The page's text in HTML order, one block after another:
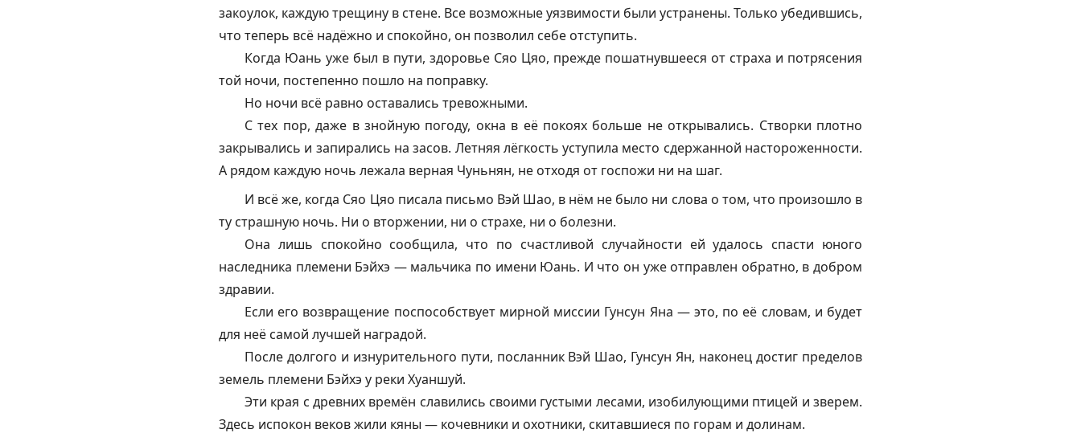
закоулок, каждую трещину в стене. Все возможные уязвимости были устранены. Только убедившись,
что теперь всё надёжно и спокойно, он позволил себе отступить.
Когда Юань уже был в пути, здоровье Сяо Цяо, прежде пошатнувшееся от страха и потрясения
той ночи, постепенно пошло на поправку.
Но ночи всё равно оставались тревожными.
С тех пор, даже в знойную погоду, окна в её покоях больше не открывались. Створки плотно
закрывались и запирались на засов. Летняя лёгкость уступила место сдержанной настороженности.
А рядом каждую ночь лежала верная Чуньнян, не отходя от госпожи ни на шаг.
И всё же, когда Сяо Цяо писала письмо Вэй Шао, в нём не было ни слова о том, что произошло в
ту страшную ночь. Ни о вторжении, ни о страхе, ни о болезни.
Она лишь спокойно сообщила, что по счастливой случайности ей удалось спасти юного
наследника племени Бэйхэ — мальчика по имени Юань. И что он уже отправлен обратно, в добром
здравии.
Если его возвращение поспособствует мирной миссии Гунсун Яна — это, по её словам, и будет
для неё самой лучшей наградой.
После долгого и изнурительного пути, посланник Вэй Шао, Гунсун Ян, наконец достиг пределов
земель племени Бэйхэ у реки Хуаншуй.
Эти края с древних времён славились своими густыми лесами, изобилующими птицей и зверем.
Здесь испокон веков жили кяны — кочевники и охотники, скитавшиеся по горам и долинам.